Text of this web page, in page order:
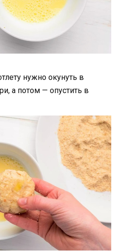
нужно окунуть в
а потом — опустить в